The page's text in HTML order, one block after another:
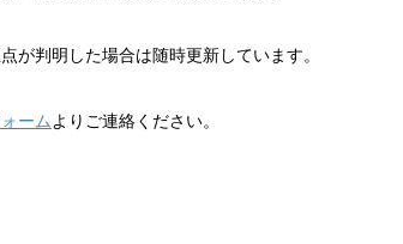
が判明した場合は随時更新しています。
ーム よりご連絡ください。